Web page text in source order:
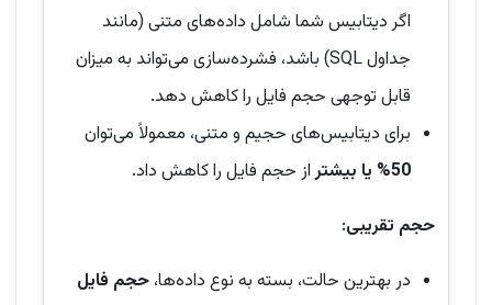
اگر دیتابیس شما شامل داده‌های متنی (مانند
جداول SQL) باشد، فشرده‌سازی می‌تواند به میزان
قابل توجهی حجم فایل را کاهش دهد.
برای دیتابیس‌های حجیم و متنی، معمولاً می‌توان
50% یا بیشتر
از حجم فایل را کاهش داد.
حجم تقریبی:
در بهترین حالت، بسته به نوع داده‌ها،حجم فایل